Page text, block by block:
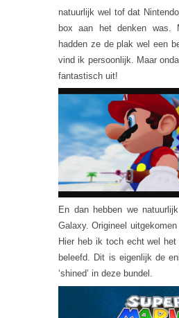
natuurlijk wel tof dat
box aan het denken was.
hadden ze de plak wel een
vind ik persoonlijk. Maar
fantastisch uit!
En dan hebben we
Galaxy. Origineel
Hier heb ik toch echt wel
beleefd. Dit is eigenlijk de
‘shined’ in deze bundel.